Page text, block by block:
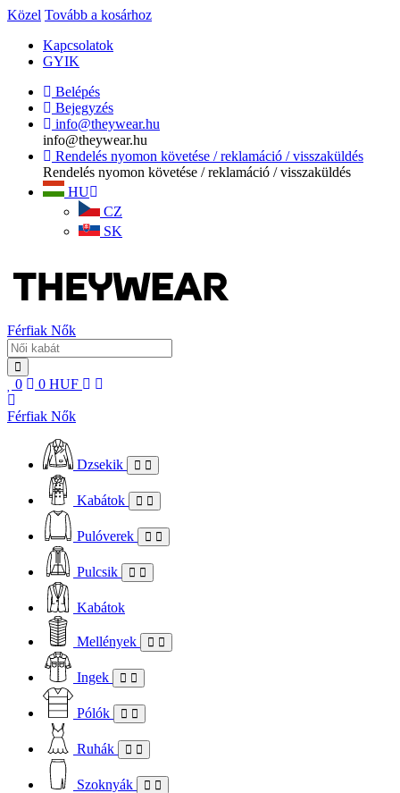
Közel Tovább a kosárhoz
Kapcsolatok
GYIK
Belépés
Bejegyzés
info@theywear.hu
info@theywear.hu
Rendelés nyomon követése / reklamáció / visszaküldés
Rendelés nyomon követése / reklamáció / visszaküldés
HU
CZ
SK
Férfiak Nők
0 0 HUF
Férfiak Nők
Dzsekik
Kabátok
Pulóverek
Pulcsik
Kabátok
Mellények
Ingek
Pólók
Ruhák
Szoknyák